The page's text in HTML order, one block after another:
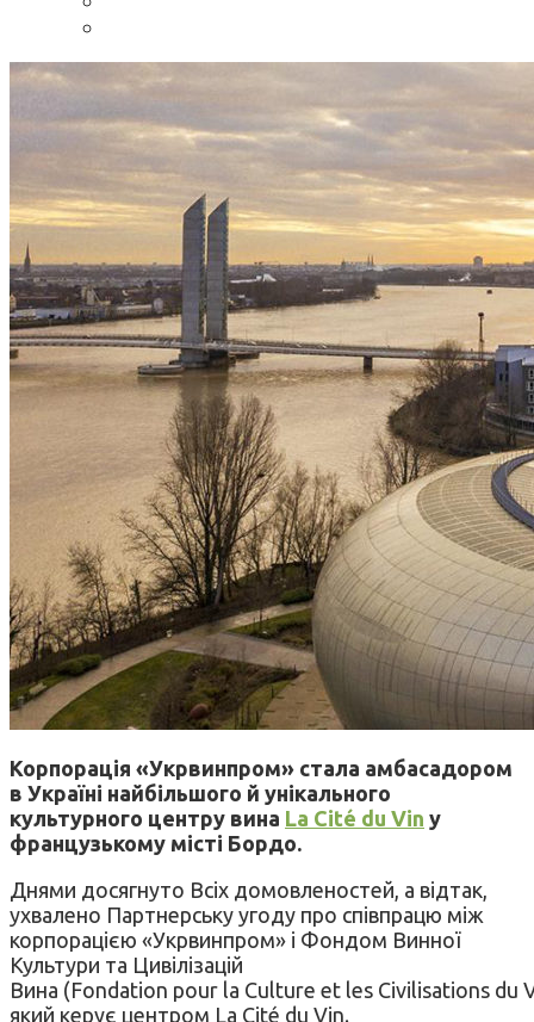
Корпорація «Укрвинпром» стала амбасадором
в Україні найбільшого й унікального
культурного центру вина La Cité du Vin у
французькому місті Бордо.
Днями досягнуто Всіх домовленостей, а відтак,
ухвалено Партнерську угоду про співпрацю між
корпорацією «Укрвинпром» і Фондом Винної
Культури та Цивілізацій
Вина (Fondation pour la Culture et les Civilisations du
який керує центром La Cité du Vin.